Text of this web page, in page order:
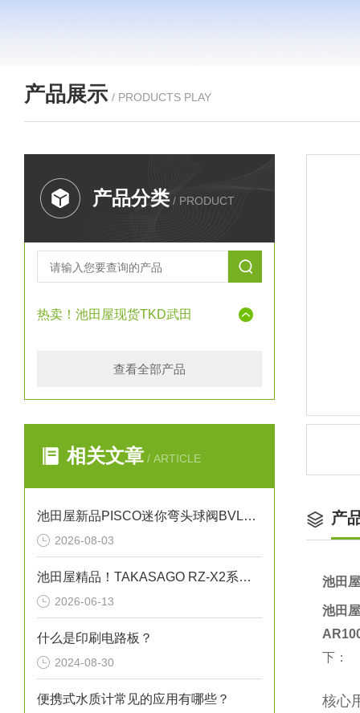
产品展示 / PRODUCTS PLAY
产品分类 / PRODUCT
热卖！池田屋现货TKD武田
查看全部产品
相关文章 / ARTICLE
池田屋新品PISCO迷你弯头球阀BVLC01-6正式发布
2026-08-03
池田屋精品！TAKASAGO RZ-X2系列双向直流电源 RZ-X2-100K 参数介绍
2026-06-13
什么是印刷电路板？
2024-08-30
便携式水质计常见的应用有哪些？
产
池田
池田
下：
核心